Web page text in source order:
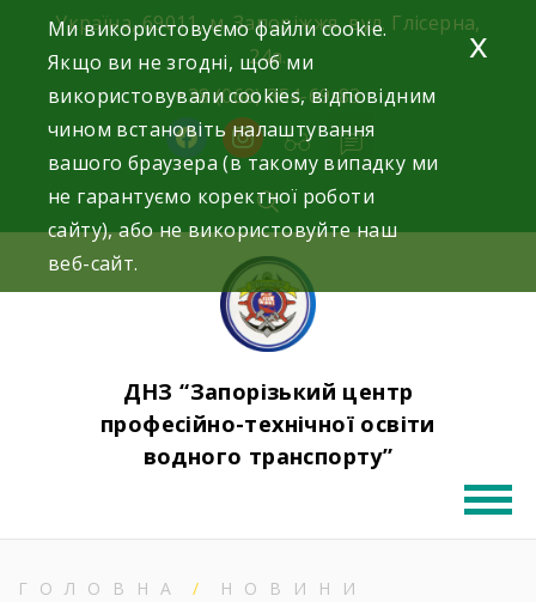
Україна, 69011, м. Запоріжжя, вул. Глісерна,
24а.
+38 (068) 354-69-83
facebookinstagram
ДНЗ “Запорізький центр
професійно-технічної освіти
водного транспорту”
ГОЛОВНА
НОВИНИ
Ми використовуємо файли cookie.
Якщо ви не згодні, щоб ми
використовували cookies, відповідним
чином встановіть налаштування
вашого браузера (в такому випадку ми
не гарантуємо коректної роботи
сайту), або не використовуйте наш
веб-сайт.
x